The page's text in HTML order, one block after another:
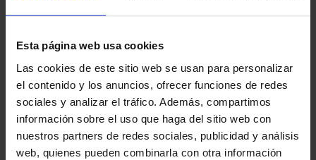
Esta página web usa cookies
Las cookies de este sitio web se usan para personalizar
el contenido y los anuncios, ofrecer funciones de redes
sociales y analizar el tráfico. Además, compartimos
información sobre el uso que haga del sitio web con
nuestros partners de redes sociales, publicidad y análisis
web, quienes pueden combinarla con otra información
ORDENAR POR: